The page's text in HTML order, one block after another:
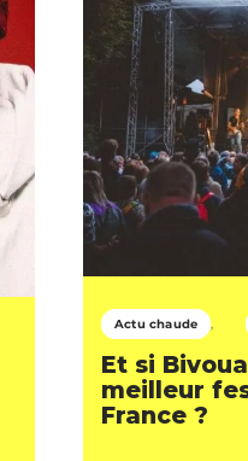
Actu chaude
Et si
meilleur
France ?